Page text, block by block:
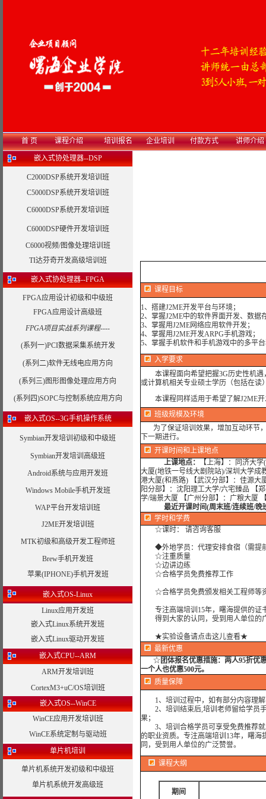
首 页 课程介绍 培训报名 企业培训 付款方式 讲师介绍
嵌入式协处理器--DSP
C2000DSP系统开发培训班
C5000DSP系统开发培训班
C6000DSP系统开发培训班
C6000DSP硬件开发培训班
C6000视频/图像处理培训班
TI达芬奇开发高级培训班
嵌入式协处理器--FPGA
FPGA应用设计初级和中级班
FPGA应用设计高级班
FPGA项目实战系列课程----
(系列一)PCI数据采集系统开发
(系列二)软件无线电应用方向
(系列三)图形图像处理应用方向
(系列四)SOPC与控制系统应用方向
嵌入式OS--3G手机操作系统
Symbian开发培训初级和中级班
Symbian开发培训高级班
Android系统与应用开发班
Windows Mobile手机开发班
WAP平台开发培训班
J2ME开发培训班
MTK初级和高级开发工程师班
Brew手机开发班
苹果(IPHONE)手机开发班
嵌入式OS-Linux
Linux应用开发班
嵌入式Linux系统开发班
嵌入式Linux驱动开发班
嵌入式CPU--ARM
ARM开发培训班
CortexM3+uC/OS培训班
嵌入式OS--WinCE
WinCE应用开发培训班
WinCE系统定制与驱动班
单片机培训
单片机系统开发初级和中级班
单片机系统开发高级班
课程目标
1、搭建J2ME开发平台与环境；
2、掌握J2ME中的软件界面开发、数据
3、掌握用J2ME网络应用软件开发；
4、掌握用J2ME开发ARPG手机游戏；
5、掌握手机软件和手机游戏中的多平
入学要求
本课程面向希望把握3G历史性机遇
或计算机相关专业硕士学历（包括在读
本课程同样适用于希望了解J2ME开
班级规模及环境
为了保证培训效果，增加互动环节，
下一期进行。
开课时间和上课地点
上课地点：
【上海】：同济大
大厦(地铁一号线大剧院站)/深圳大学成
港大厦(和燕路) 【武汉分部】：佳源大
阳分部】：沈阳理工大学/六宅臻品 【
学/瑞景大厦 【广州分部】：广粮大厦
最近开课时间(周末班/连续班/晚
学时和学费
☆课时： 请咨询客服
◆外地学员：代理安排食宿（需提
☆注重质量
☆边讲边练
☆合格学员免费推荐工作
☆合格学员免费颁发相关工程师等
专注高端培训15年，曙海提供的证
得到大家的认同，受到用人单位的
★实验设备请点击这儿查看★
最新优惠
☆ 团体报名优惠措施： 两人95折优
一个人也优惠500元。
质量保障
1、培训过程中，如有部分内容理解
2、培训结束后,培训老师留给学员手
果；
3、培训合格学员可享受免费推荐就
的职业资质。专注高端培训13年，曙
同，受到用人单位的广泛赞誉。
课程大纲
期间